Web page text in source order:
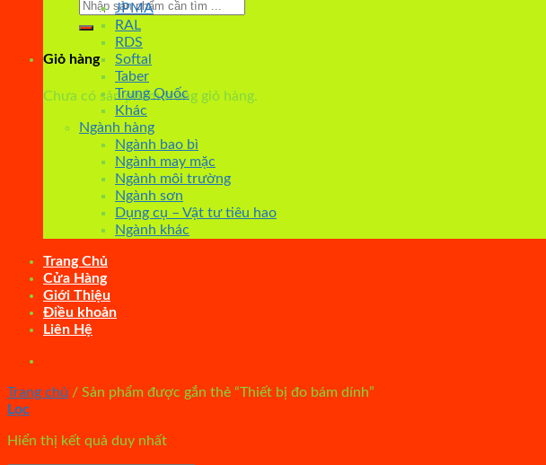
Tìm
Giỏ hàng
Chưa có sản phẩm trong giỏ hàng.
JPMA
RAL
RDS
Softal
Taber
Trung Quốc
Khác
Ngành hàng
Ngành bao bì
Ngành may mặc
Ngành môi trường
Ngành sơn
Dụng cụ – Vật tư tiêu hao
Ngành khác
Trang Chủ
Cửa Hàng
Giới Thiệu
Điều khoản
Liên Hệ
Trang chủ / Sản phẩm được gắn thẻ “Thiết bị đo bám dính”
Lọc
Hiển thị kết quả duy nhất